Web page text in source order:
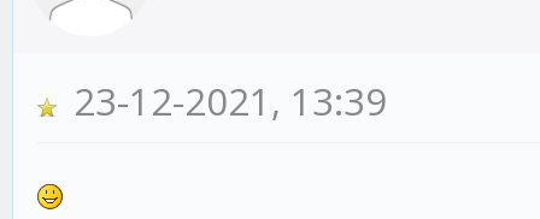
23-12-2021, 13:39